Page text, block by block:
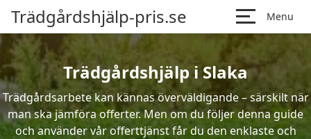
Trädgårdshjälp-pris.se Menu
Trädgårdshjälp i Slaka
Trädgårdsarbete kan kännas överväldigande – särskilt när
man ska jämföra offerter. Men om du följer denna guide
och använder vår offerttjänst får du den enklaste och